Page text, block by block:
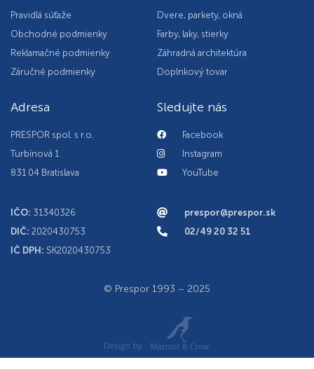
Pravidlá súťaže
Obchodné podmienky
Reklamačné podmienky
Záručné podmienky
Dvere, parkety, okná
Farby, laky, stierky
Záhradná architektúra
Doplnkový tovar
Adresa
PRESPOR spol. s r.o.
Turbínová 1
831 04 Bratislava
IČO: 31340326
DIČ: 2020430753
IČ DPH: SK2020430753
Sledujte nás
Facebook
Instagram
YouTube
prespor@prespor.sk
02/49 20 32 51
© Prespor 1993 – 2025